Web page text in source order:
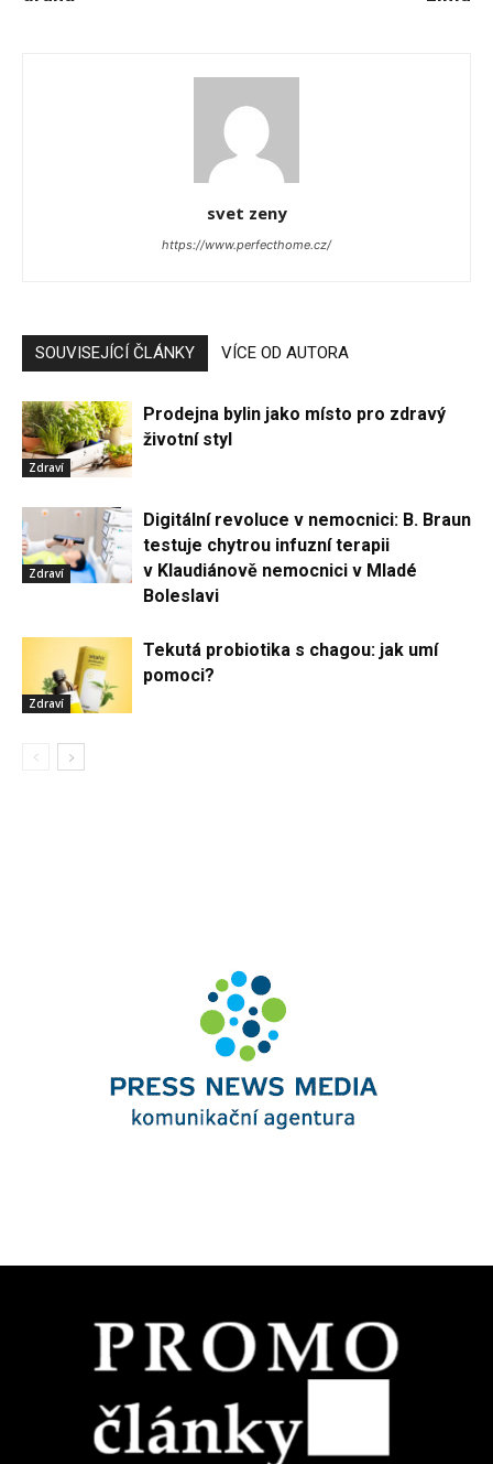
svet zeny
https://www.perfecthome.cz/
SOUVISEJÍCÍ ČLÁNKY VÍCE OD AUTORA
Zdraví
Prodejna bylin jako místo pro zdravý
životní styl
Zdraví
Digitální revoluce v nemocnici: B. Braun
testuje chytrou infuzní terapii
v Klaudiánově nemocnici v Mladé
Boleslavi
Zdraví
Tekutá probiotika s chagou: jak umí
pomoci?